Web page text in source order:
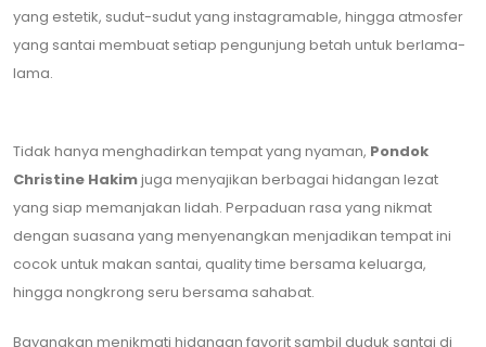
yang estetik, sudut-sudut yang instagramable, hingga atmosfer
yang santai membuat setiap pengunjung betah untuk berlama-
lama.
Tidak hanya menghadirkan tempat yang nyaman, Pondok
Christine Hakimjuga menyajikan berbagai hidangan lezat
yang siap memanjakan lidah. Perpaduan rasa yang nikmat
dengan suasana yang menyenangkan menjadikan tempat ini
cocok untuk makan santai, quality time bersama keluarga,
hingga nongkrong seru bersama sahabat.
Bayangkan menikmati hidangan favorit sambil duduk santai di